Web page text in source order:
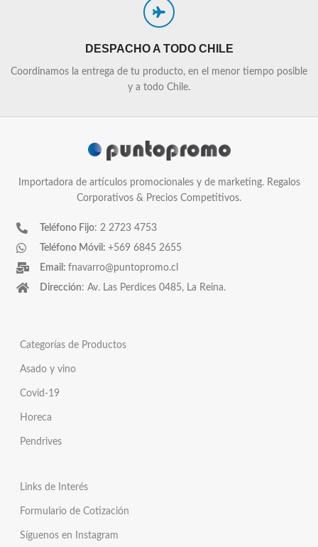
DESPACHO A TODO CHILE
Coordinamos la entrega de tu producto, en el menor tiempo posible
y a todo Chile.
Importadora de artículos promocionales y de marketing. Regalos
Corporativos & Precios Competitivos.
Teléfono Fijo: 2 2723 4753
Teléfono Móvil: +569 6845 2655
Email: fnavarro@puntopromo.cl
Dirección: Av. Las Perdices 0485, La Reina.
Categorías de Productos
Asado y vino
Covid-19
Horeca
Pendrives
Links de Interés
Formulario de Cotización
Síguenos en Instagram